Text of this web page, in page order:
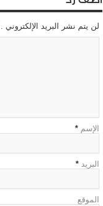
لن يتم نشر البريد
الإسم *
البريد *
الموقع